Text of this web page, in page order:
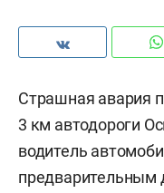
Страшная авария
3 км автодороги
водитель
предварительным